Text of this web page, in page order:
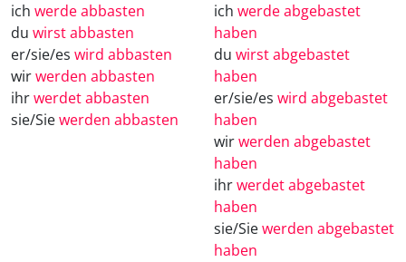
ich werde abbasten
du wirst abbasten
er/sie/es wird abbasten
wirwerden abbasten
ihrwerdet abbasten
sie/Siewerden abbasten
ich werde abgebastet
haben
du wirst abgebastet
haben
er/sie/es wird abgebastet
haben
wirwerden abgebastet
haben
ihrwerdet abgebastet
haben
sie/Siewerden abgebastet
haben